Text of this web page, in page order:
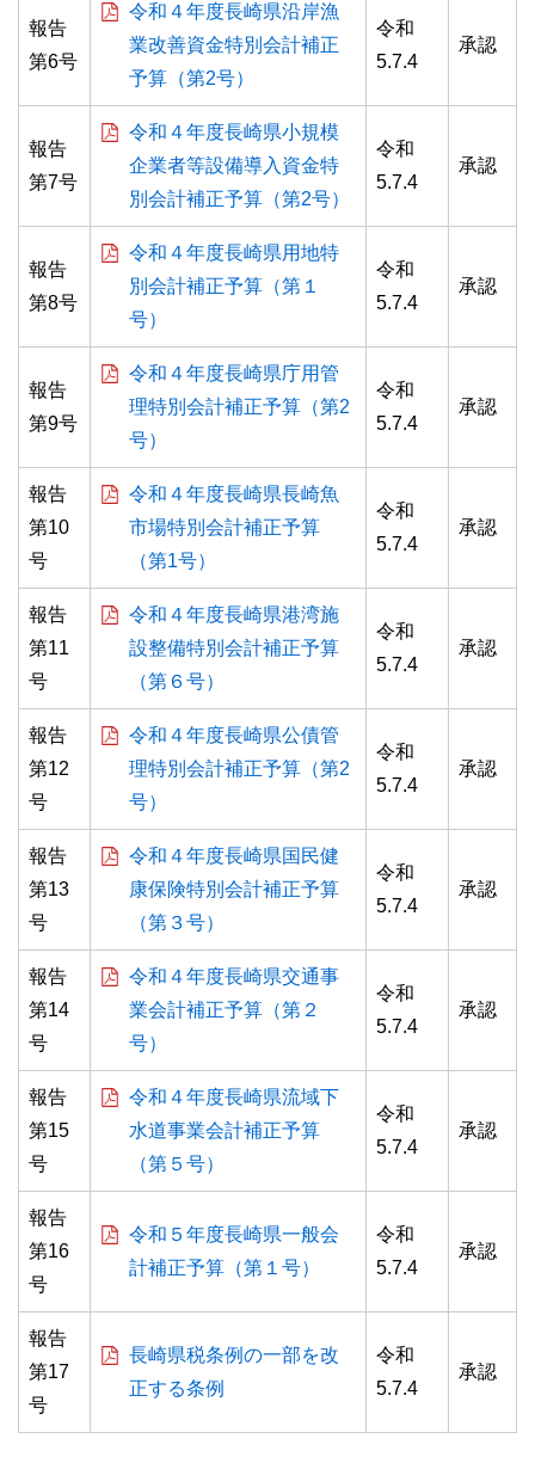
報告
第6号
令和４年度長崎県沿岸漁
業改善資金特別会計補正
予算（第2号）
令和
5.7.4
承認
報告
第7号
令和４年度長崎県小規模
企業者等設備導入資金特
別会計補正予算（第2号）
令和
5.7.4
承認
報告
第8号
令和４年度長崎県用地特
別会計補正予算（第１
号）
令和
5.7.4
承認
報告
第9号
令和４年度長崎県庁用管
理特別会計補正予算（第2
号）
令和
5.7.4
承認
報告
第10
号
令和４年度長崎県長崎魚
市場特別会計補正予算
（第1号）
令和
5.7.4
承認
報告
第11
号
令和４年度長崎県港湾施
設整備特別会計補正予算
（第６号）
令和
5.7.4
承認
報告
第12
号
令和４年度長崎県公債管
理特別会計補正予算（第2
号）
令和
5.7.4
承認
報告
第13
号
令和４年度長崎県国民健
康保険特別会計補正予算
（第３号）
令和
5.7.4
承認
報告
第14
号
令和４年度長崎県交通事
業会計補正予算（第２
号）
令和
5.7.4
承認
報告
第15
号
令和４年度長崎県流域下
水道事業会計補正予算
（第５号）
令和
5.7.4
承認
報告
第16
号
令和５年度長崎県一般会
計補正予算（第１号）
令和
5.7.4
承認
報告
第17
号
長崎県税条例の一部を改
正する条例
令和
5.7.4
承認